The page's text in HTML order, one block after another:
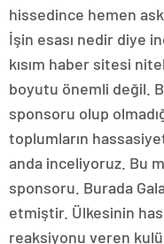
hissedince hemen
İşin esası nedir diye
kısım haber sitesi
boyutu önemli değil.
sponsoru olup
toplumların
anda inceliyoruz. Bu
sponsoru. Burada
etmiştir. Ülkesinin
reaksiyonu veren